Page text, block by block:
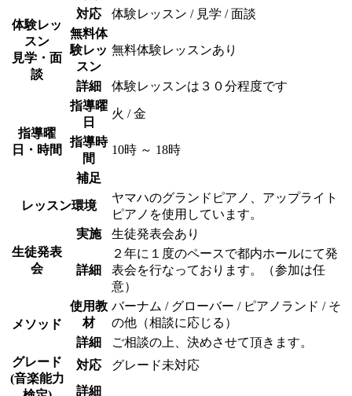
体験レッ
スン
見学・面
談
対応
体験レッスン / 見学 / 面談
無料体
験レッ
スン
無料体験レッスンあり
詳細 体験レッスンは３０分程度です
指導曜
日・時間
指導曜
日
火 / 金
指導時
間
10時 ～ 18時
補足
レッスン環境
ヤマハのグランドピアノ、アップライト
ピアノを使用しています。
生徒発表
会
実施 生徒発表会あり
詳細
２年に１度のペースで都内ホールにて発
表会を行なっております。（参加は任
意）
メソッド
使用教
材
バーナム / グローバー / ピアノランド / そ
の他（相談に応じる）
詳細
ご相談の上、決めさせて頂きます。
グレード
(音楽能力
対応
グレード未対応
詳細